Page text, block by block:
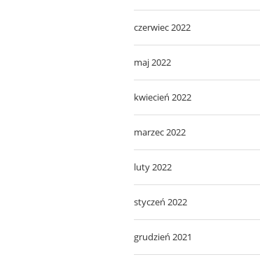
czerwiec 2022
maj 2022
kwiecień 2022
marzec 2022
luty 2022
styczeń 2022
grudzień 2021